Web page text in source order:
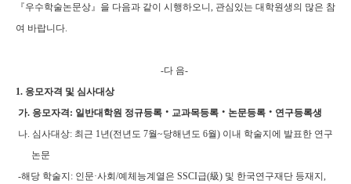
『우수학술논문상』을 다음과 같이 시행하오니, 관심있는 대학원생의 많은 참
여 바랍니다.
-다 음-
1. 응모자격 및 심사대상
가. 응모자격: 일반대학원 정규등록‧교과목등록‧논문등록‧연구등록생
나. 심사대상: 최근 1년(전년도 7월~당해년도 6월) 이내 학술지에 발표한 연구
논문
-해당 학술지: 인문·사회/예체능계열은 SSCI급(級) 및 한국연구재단 등재지,